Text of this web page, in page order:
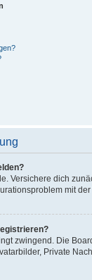
Versichere dich
mit
zwingend. Die
Private